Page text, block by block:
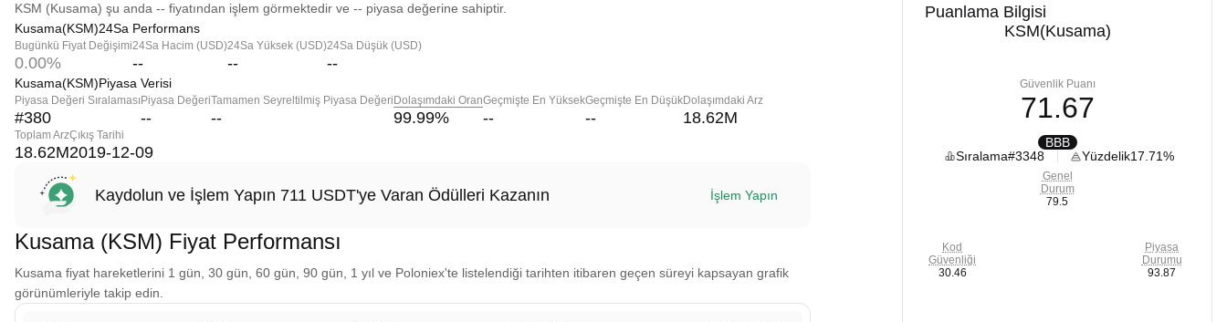
KSM (Kusama) şu anda -- fiyatından işlem görmektedir ve -- piyasa değerine sahiptir.
Kusama(KSM)24Sa Performans
Bugünkü Fiyat Değişimi
0.00%
24Sa Hacim (USD)
--
24Sa Yüksek (USD)
--
24Sa Düşük (USD)
--
Kusama(KSM)Piyasa Verisi
Piyasa Değeri Sıralaması
#380
Piyasa Değeri
--
Tamamen Seyreltilmiş Piyasa Değeri
--
Dolaşımdaki Oran
99.99%
Geçmişte En Yüksek
--
Geçmişte En Düşük
--
Dolaşımdaki Arz
18.62M
Toplam Arz
18.62M
Çıkış Tarihi
2019-12-09
Kaydolun ve İşlem Yapın 711 USDT'ye Varan Ödülleri Kazanın İşlem Yapın
Kusama (KSM) Fiyat Performansı
Kusama fiyat hareketlerini 1 gün, 30 gün, 60 gün, 90 gün, 1 yıl ve Poloniex'te listelendiği tarihten itibaren geçen süreyi kapsayan grafik
görünümleriyle takip edin.
Puanlama Bilgisi
KSM(Kusama)
Güvenlik Puanı
71.67
BBB
Sıralama#3348 Yüzdelik17.71%
Genel
Durum
79.5
Kod
Güvenliği
30.46
Piyasa
Durumu
93.87